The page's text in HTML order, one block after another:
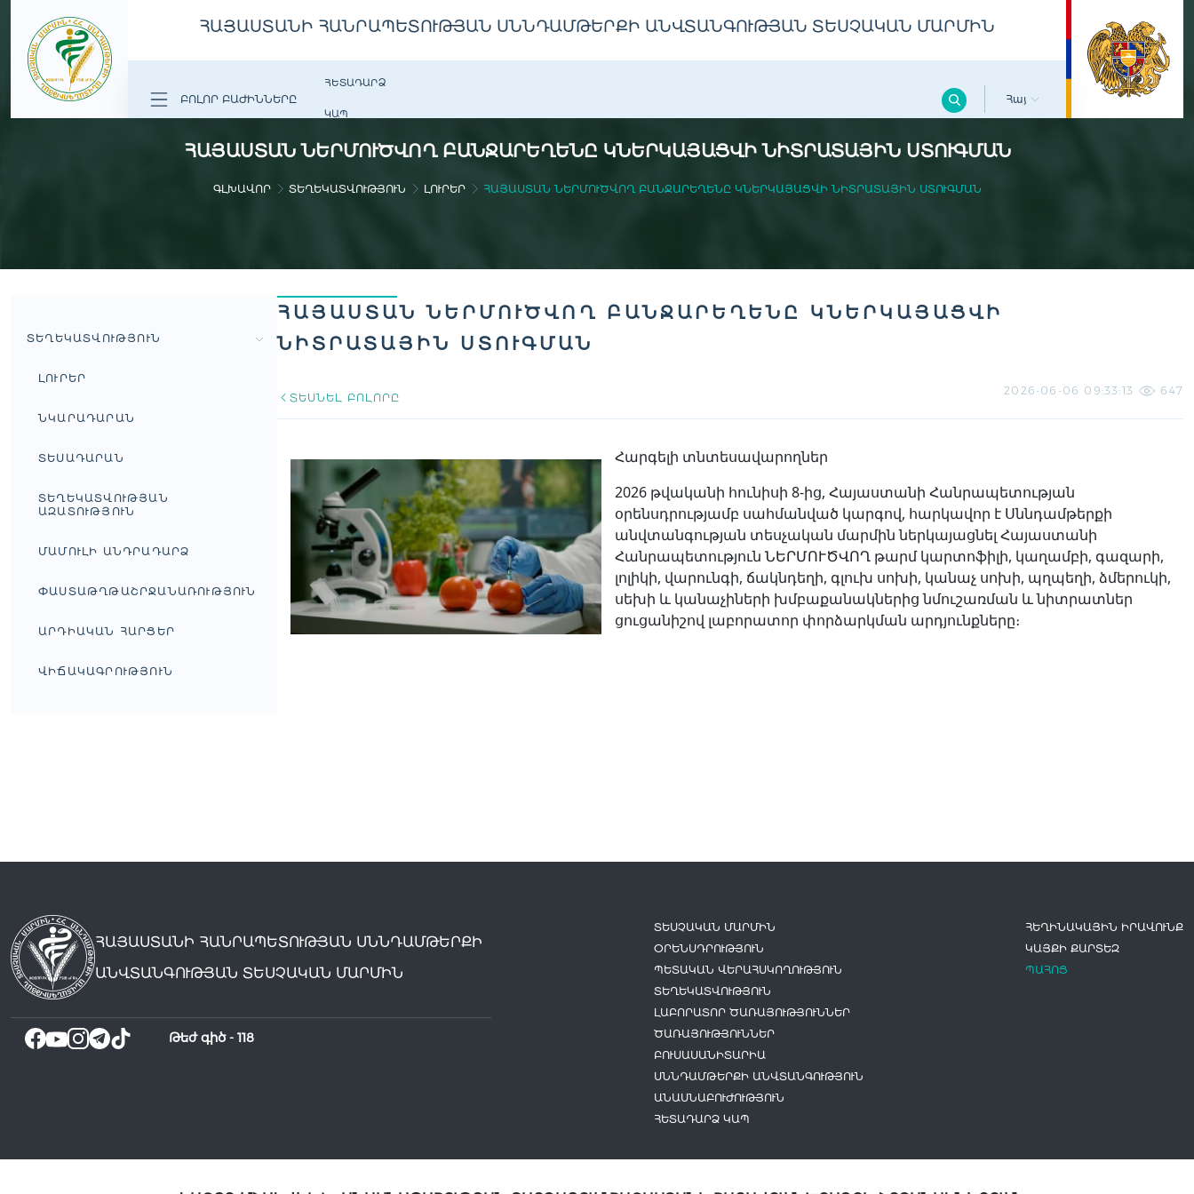
ՀԱՅԱՍՏԱՆԻ ՀԱՆՐԱՊԵՏՈՒԹՅԱՆ ՍՆՆԴԱՄԹԵՐՔԻ ԱՆՎՏԱՆԳՈՒԹՅԱՆ ՏԵՍՉԱԿԱՆ ՄԱՐՄԻՆ
ԲՈԼՈՐ ԲԱԺԻՆՆԵՐԸ
ՀԵՏԱԴԱՐՁ
ԿԱՊ
Հայ
ՀԱՅԱՍՏԱՆ ՆԵՐՄՈՒԾՎՈՂ ԲԱՆՋԱՐԵՂԵՆԸ ԿՆԵՐԿԱՅԱՑՎԻ ՆԻՏՐԱՏԱՅԻՆ ՍՏՈՒԳՄԱՆ
ԳԼԽԱՎՈՐ ՏԵՂԵԿԱՏՎՈՒԹՅՈՒՆ ԼՈՒՐԵՐ ՀԱՅԱՍՏԱՆ ՆԵՐՄՈՒԾՎՈՂ ԲԱՆՋԱՐԵՂԵՆԸ ԿՆԵՐԿԱՅԱՑՎԻ ՆԻՏՐԱՏԱՅԻՆ ՍՏՈՒԳՄԱՆ
ՏԵՂԵԿԱՏՎՈՒԹՅՈՒՆ
ԼՈՒՐԵՐ
ՆԿԱՐԱԴԱՐԱՆ
ՏԵՍԱԴԱՐԱՆ
ՏԵՂԵԿԱՏՎՈՒԹՅԱՆ
ԱԶԱՏՈՒԹՅՈՒՆ
ՄԱՄՈՒԼԻ ԱՆԴՐԱԴԱՐՁ
ՓԱՍՏԱԹՂԹԱՇՐՋԱՆԱՌՈՒԹՅՈՒՆ
ԱՐԴԻԱԿԱՆ ՀԱՐՑԵՐ
ՎԻՃԱԿԱԳՐՈՒԹՅՈՒՆ
ՀԱՅԱՍՏԱՆ ՆԵՐՄՈՒԾՎՈՂ ԲԱՆՋԱՐԵՂԵՆԸ ԿՆԵՐԿԱՅԱՑՎԻ
ՆԻՏՐԱՏԱՅԻՆ ՍՏՈՒԳՄԱՆ
ՏԵՍՆԵԼ ԲՈԼՈՐԸ
2026-06-06 09:33:13 647
Հարգելի տնտեսավարողներ
2026 թվականի հունիսի 8-ից, Հայաստանի Հանրապետության
օրենսդրությամբ սահմանված կարգով, հարկավոր է Սննդամթերքի
անվտանգության տեսչական մարմին ներկայացնել Հայաստանի
Հանրապետություն ՆԵՐՄՈՒԾՎՈՂ թարմ կարտոֆիլի, կաղամբի, գազարի,
լոլիկի, վարունգի, ճակնդեղի, գլուխ սոխի, կանաչ սոխի, պղպեղի, ձմերուկի,
սեխի և կանաչիների խմբաքանակներից նմուշառման և նիտրատներ
ցուցանիշով լաբորատոր փորձարկման արդյունքները։
ՀԱՅԱՍՏԱՆԻ ՀԱՆՐԱՊԵՏՈՒԹՅԱՆ ՍՆՆԴԱՄԹԵՐՔԻ
ԱՆՎՏԱՆԳՈՒԹՅԱՆ ՏԵՍՉԱԿԱՆ ՄԱՐՄԻՆ
Թեժ գիծ - 118
ՏԵՍՉԱԿԱՆ ՄԱՐՄԻՆ
ՕՐԵՆՍԴՐՈՒԹՅՈՒՆ
ՊԵՏԱԿԱՆ ՎԵՐԱՀՍԿՈՂՈՒԹՅՈՒՆ
ՏԵՂԵԿԱՏՎՈՒԹՅՈՒՆ
ԼԱԲՈՐԱՏՈՐ ԾԱՌԱՅՈՒԹՅՈՒՆՆԵՐ
ԾԱՌԱՅՈՒԹՅՈՒՆՆԵՐ
ԲՈՒՍԱՍԱՆԻՏԱՐԻԱ
ՍՆՆԴԱՄԹԵՐՔԻ ԱՆՎՏԱՆԳՈՒԹՅՈՒՆ
ԱՆԱՍՆԱԲՈՒԺՈՒԹՅՈՒՆ
ՀԵՏԱԴԱՐՁ ԿԱՊ
ՀԵՂԻՆԱԿԱՅԻՆ ԻՐԱՎՈՒՆՔ
ԿԱՅՔԻ ՔԱՐՏԵԶ
ՊԱՀՈՑ